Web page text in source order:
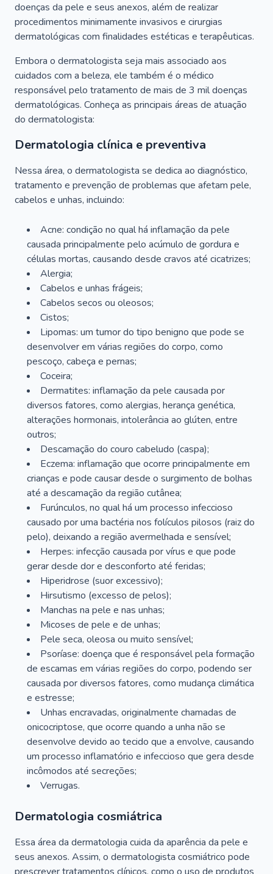
doenças da pele e seus anexos, além de realizar
procedimentos minimamente invasivos e cirurgias
dermatológicas com finalidades estéticas e terapêuticas.
Embora o dermatologista seja mais associado aos
cuidados com a beleza, ele também é o médico
responsável pelo tratamento de mais de 3 mil doenças
dermatológicas. Conheça as principais áreas de atuação
do dermatologista:
Dermatologia clínica e preventiva
Nessa área, o dermatologista se dedica ao diagnóstico,
tratamento e prevenção de problemas que afetam pele,
cabelos e unhas, incluindo:
Acne: condição no qual há inflamação da pele
causada principalmente pelo acúmulo de gordura e
células mortas, causando desde cravos até cicatrizes;
Alergia;
Cabelos e unhas frágeis;
Cabelos secos ou oleosos;
Cistos;
Lipomas: um tumor do tipo benigno que pode se
desenvolver em várias regiões do corpo, como
pescoço, cabeça e pernas;
Coceira;
Dermatites: inflamação da pele causada por
diversos fatores, como alergias, herança genética,
alterações hormonais, intolerância ao glúten, entre
outros;
Descamação do couro cabeludo (caspa);
Eczema: inflamação que ocorre principalmente em
crianças e pode causar desde o surgimento de bolhas
até a descamação da região cutânea;
Furúnculos, no qual há um processo infeccioso
causado por uma bactéria nos folículos pilosos (raiz do
pelo), deixando a região avermelhada e sensível;
Herpes: infecção causada por vírus e que pode
gerar desde dor e desconforto até feridas;
Hiperidrose (suor excessivo);
Hirsutismo (excesso de pelos);
Manchas na pele e nas unhas;
Micoses de pele e de unhas;
Pele seca, oleosa ou muito sensível;
Psoríase: doença que é responsável pela formação
de escamas em várias regiões do corpo, podendo ser
causada por diversos fatores, como mudança climática
e estresse;
Unhas encravadas, originalmente chamadas de
onicocriptose, que ocorre quando a unha não se
desenvolve devido ao tecido que a envolve, causando
um processo inflamatório e infeccioso que gera desde
incômodos até secreções;
Verrugas.
Dermatologia cosmiátrica
Essa área da dermatologia cuida da aparência da pele e
seus anexos. Assim, o dermatologista cosmiátrico pode